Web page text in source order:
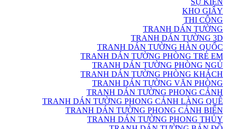
SỰ KIỆN
KHO GIẤY
THI CÔNG
TRANH DÁN TƯỜNG
TRANH DÁN TƯỜNG 3D
TRANH DÁN TƯỜNG HÀN QUỐC
TRANH DÁN TƯỜNG PHÒNG TRẺ EM
TRANH DÁN TƯỜNG PHÒNG NGỦ
TRANH DÁN TƯỜNG PHÒNG KHÁCH
TRANH DÁN TƯỜNG VĂN PHÒNG
TRANH DÁN TƯỜNG PHONG CẢNH
TRANH DÁN TƯỜNG PHONG CẢNH LÀNG QUÊ
TRANH DÁN TƯỜNG PHONG CẢNH BIỂN
TRANH DÁN TƯỜNG PHONG THỦY